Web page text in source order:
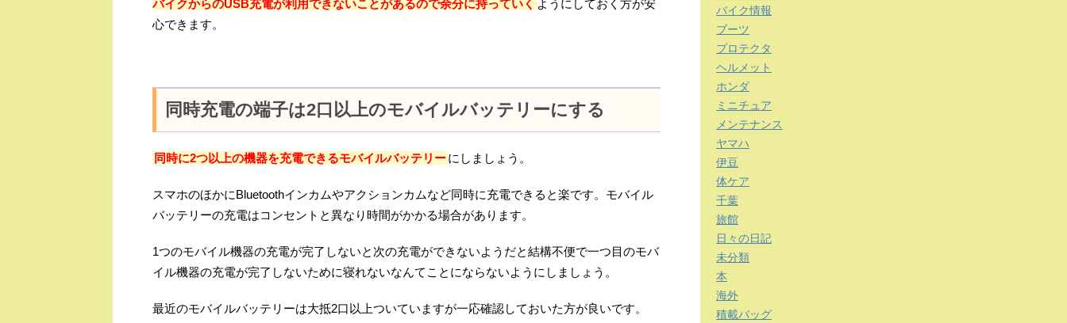
バイクからのUSB充電が利用できないことがあるので余分に持っていく ようにしておく方が安
心できます。
同時充電の端子は2口以上のモバイルバッテリーにする
同時に2つ以上の機器を充電できるモバイルバッテリーにしましょう。
スマホのほかにBluetoothインカムやアクションカムなど同時に充電できると楽です。モバイル
バッテリーの充電はコンセントと異なり時間がかかる場合があります。
1つのモバイル機器の充電が完了しないと次の充電ができないようだと結構不便で一つ目のモバ
イル機器の充電が完了しないために寝れないなんてことにならないようにしましょう。
最近のモバイルバッテリーは大抵2口以上ついていますが一応確認しておいた方が良いです。
バイク情報
ブーツ
プロテクタ
ヘルメット
ホンダ
ミニチュア
メンテナンス
ヤマハ
伊豆
体ケア
千葉
旅館
日々の日記
未分類
本
海外
積載バッグ